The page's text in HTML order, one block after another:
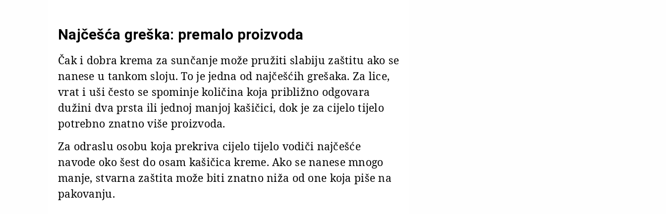
Najčešća greška: premalo proizvoda
Čak i dobra krema za sunčanje može pružiti slabiju zaštitu ako se
nanese u tankom sloju. To je jedna od najčešćih grešaka. Za lice,
vrat i uši često se spominje količina koja približno odgovara
dužini dva prsta ili jednoj manjoj kašičici, dok je za cijelo tijelo
potrebno znatno više proizvoda.
Za odraslu osobu koja prekriva cijelo tijelo vodiči najčešće
navode oko šest do osam kašičica kreme. Ako se nanese mnogo
manje, stvarna zaštita može biti znatno niža od one koja piše na
pakovanju.